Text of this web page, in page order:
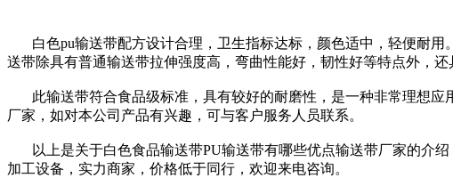
白色pu输送带配方设计合理，卫生指标达标，颜色适中，轻便耐用
送带除具有普通输送带拉伸强度高，弯曲性能好，韧性好等特点外，还
此输送带符合食品级标准，具有较好的耐磨性，是一种非常理想应
厂家，如对本公司产品有兴趣，可与客户服务人员联系。
以上是关于白色食品输送带PU输送带有哪些优点输送带厂家的介绍
加工设备，实力商家，价格低于同行，欢迎来电咨询。